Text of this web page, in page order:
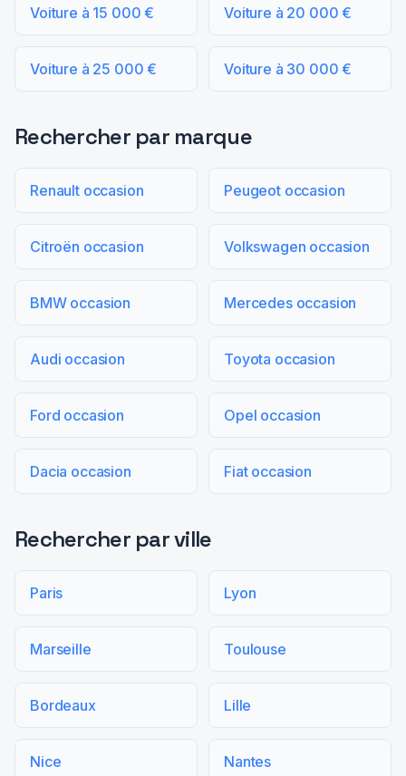
Voiture à 15 000 € Voiture à 20 000 €
Voiture à 25 000 € Voiture à 30 000 €
Rechercher par marque
Renault occasion Peugeot occasion
Citroën occasion Volkswagen occasion
BMW occasion Mercedes occasion
Audi occasion Toyota occasion
Ford occasion Opel occasion
Dacia occasion Fiat occasion
Rechercher par ville
Paris Lyon
Marseille Toulouse
Bordeaux Lille
Nice Nantes